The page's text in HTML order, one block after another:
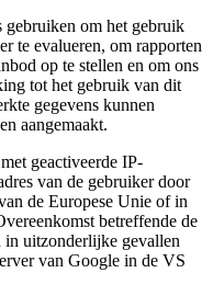
gebruiken om het gebruik
te evalueren, om rapporten
op te stellen en om ons
tot het gebruik van dit
gegevens kunnen
aangemaakt.
geactiveerde IP-
van de gebruiker door
de Europese Unie of in
betreffende de
in uitzonderlijke gevallen
van Google in de VS